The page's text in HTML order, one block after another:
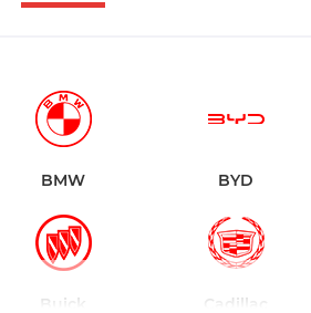
BMW BYD
Buick Cadillac